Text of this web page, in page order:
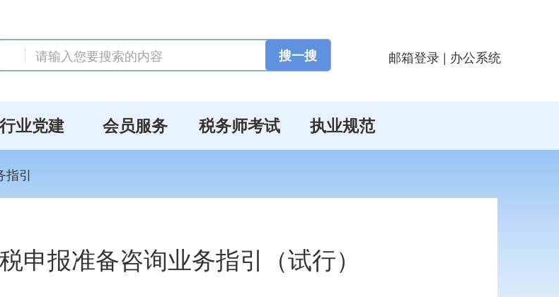
邮箱登录 | 办公系统
行业党建 会员服务 税务师考试 执业规范
指引
申报准备咨询业务指引（试行）